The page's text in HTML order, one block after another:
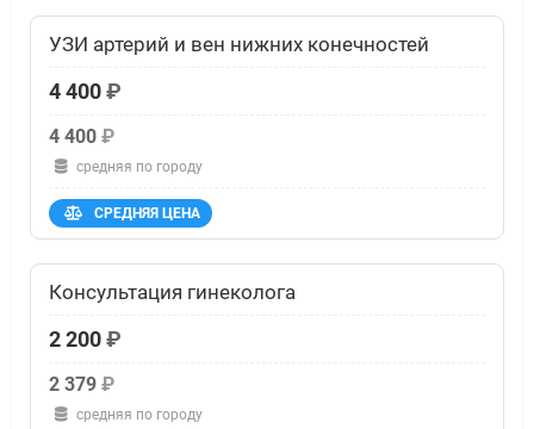
УЗИ артерий и вен нижних конечностей
4 400₽
4 400 ₽
средняя по городу
СРЕДНЯЯ ЦЕНА
Консультация гинеколога
2 200₽
2 379 ₽
средняя по городу